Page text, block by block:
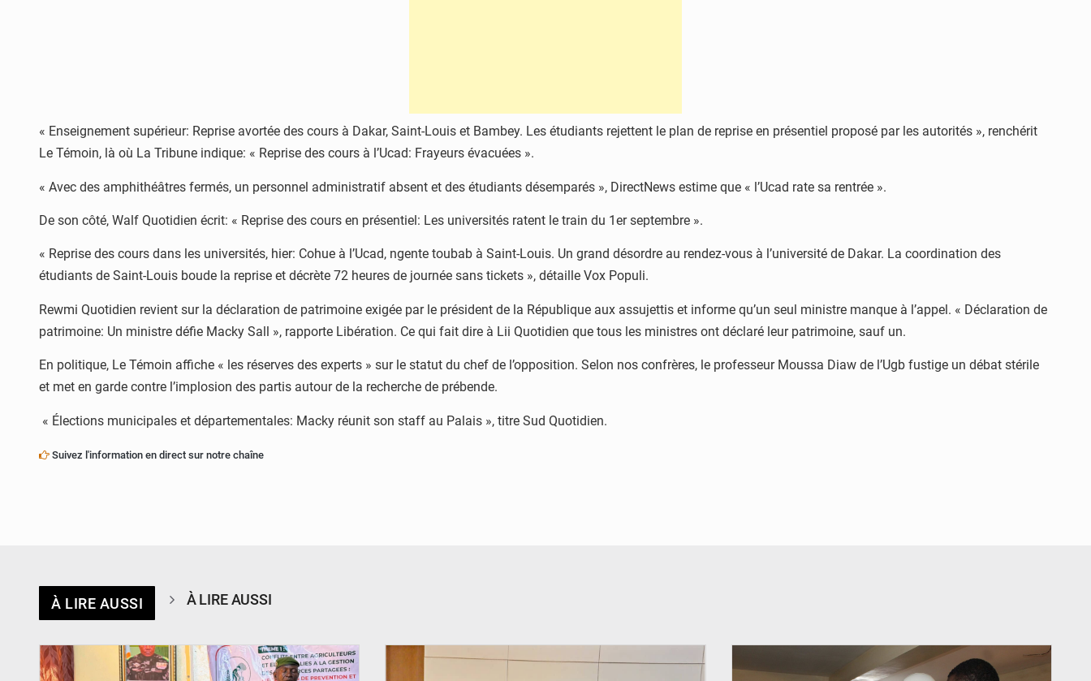
« Enseignement supérieur: Reprise avortée des cours à Dakar, Saint-Louis et Bambey. Les étudiants rejettent le plan de reprise en présentiel proposé par les autorités », renchérit
Le Témoin, là où La Tribune indique: « Reprise des cours à l’Ucad: Frayeurs évacuées ».
« Avec des amphithéâtres fermés, un personnel administratif absent et des étudiants désemparés », DirectNews estime que « l’Ucad rate sa rentrée ».
De son côté, Walf Quotidien écrit: « Reprise des cours en présentiel: Les universités ratent le train du 1er septembre ».
« Reprise des cours dans les universités, hier: Cohue à l’Ucad, ngente toubab à Saint-Louis. Un grand désordre au rendez-vous à l’université de Dakar. La coordination des
étudiants de Saint-Louis boude la reprise et décrète 72 heures de journée sans tickets », détaille Vox Populi.
Rewmi Quotidien revient sur la déclaration de patrimoine exigée par le président de la République aux assujettis et informe qu’un seul ministre manque à l’appel. « Déclaration de
patrimoine: Un ministre défie Macky Sall », rapporte Libération. Ce qui fait dire à Lii Quotidien que tous les ministres ont déclaré leur patrimoine, sauf un.
En politique, Le Témoin affiche « les réserves des experts » sur le statut du chef de l’opposition. Selon nos confrères, le professeur Moussa Diaw de l’Ugb fustige un débat stérile
et met en garde contre l’implosion des partis autour de la recherche de prébende.
« Élections municipales et départementales: Macky réunit son staff au Palais », titre Sud Quotidien.
Suivez l'information en direct sur notre chaîne
À LIRE AUSSI À LIRE AUSSI